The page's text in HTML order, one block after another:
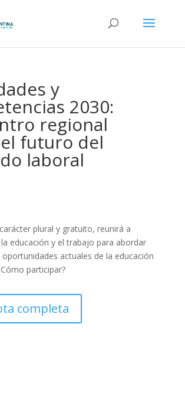
y
2030:
regional
futuro del
laboral
plural y gratuito, reunirá a
educación y el trabajo para abordar
actuales de la educación
participar?
completa